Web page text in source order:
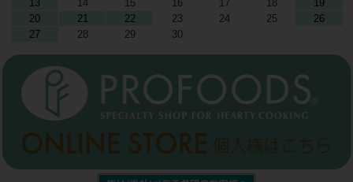
13
14 15 16 17 18
19
20
21 22 23 24 25
26
27
28 29 30